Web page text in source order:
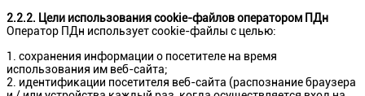
2.2.2. Цели использования cookie-файлов оператором ПДн
Оператор ПДн использует cookie-файлы с целью:
сохранения информации о посетителе на время
использования им веб-сайта;
идентификации посетителя веб-сайта (распознание браузера